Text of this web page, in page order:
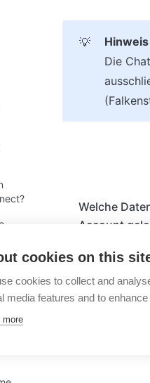
💡
Die
Welche
Account
kommen?
cookies on this
cookies to collect and
media features and to
more